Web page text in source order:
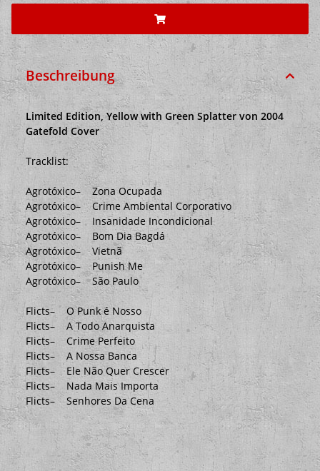
Beschreibung
Limited Edition, Yellow with Green Splatter von 2004
Gatefold Cover
Tracklist:
Agrotóxico– Zona Ocupada
Agrotóxico– Crime Ambiental Corporativo
Agrotóxico– Insanidade Incondicional
Agrotóxico– Bom Dia Bagdá
Agrotóxico– Vietnã
Agrotóxico– Punish Me
Agrotóxico– São Paulo
Flicts– O Punk é Nosso
Flicts– A Todo Anarquista
Flicts– Crime Perfeito
Flicts– A Nossa Banca
Flicts– Ele Não Quer Crescer
Flicts– Nada Mais Importa
Flicts– Senhores Da Cena